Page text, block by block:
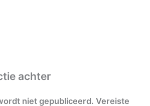
achter
niet gepubliceerd. Vereiste